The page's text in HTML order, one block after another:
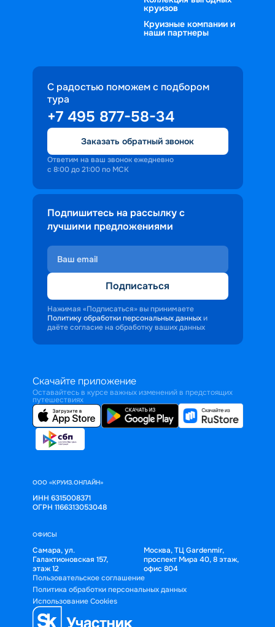
круизов
Круизные компании и
наши партнеры
С радостью поможем с подбором
тура
+7 495 877-58-34
Заказать обратный звонок
Ответим на ваш звонок ежедневно
с 8:00 до 21:00 по МСК
Подпишитесь на рассылку с
лучшими предложениями
Подписаться
Нажимая «Подписаться» вы принимаете
Политику обработки персональных данных и
даёте согласие на обработку ваших данных
Скачайте приложение
Оставайтесь в курсе важных изменений в предстоящих
путешествиях
ООО «КРУИЗ.ОНЛАЙН»
ИНН 6315008371
ОГРН 1166313053048
ОФИСЫ
Самара, ул.
Галактионовская 157,
этаж 12
Москва, ТЦ Gardenmir,
проспект Мира 40, 8 этаж,
офис 804
Пользовательское соглашение
Политика обработки персональных данных
Использование Cookies